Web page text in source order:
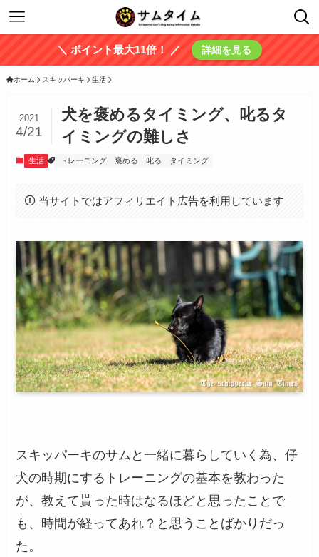
＼ ポイント最大11倍！ ／ 詳細を見る
ホーム スキッパーキ 生活
犬を褒めるタイミング、叱るタ
イミングの難しさ
2021
4/21
生活 トレーニング 褒める 叱る タイミング
当サイトではアフィリエイト広告を利用しています
スキッパーキのサムと一緒に暮らしていく為、仔
犬の時期にするトレーニングの基本を教わった
が、教えて貰った時はなるほどと思ったことで
も、時間が経ってあれ？と思うことばかりだっ
た。